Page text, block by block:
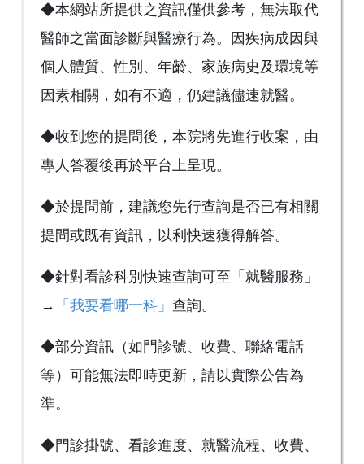
◆本網站所提供之資訊僅供參考，無法取代
醫師之當面診斷與醫療行為。因疾病成因與
個人體質、性別、年齡、家族病史及環境等
因素相關，如有不適，仍建議儘速就醫。
◆收到您的提問後，本院將先進行收案，由
專人答覆後再於平台上呈現。
◆於提問前，建議您先行查詢是否已有相關
提問或既有資訊，以利快速獲得解答。
◆針對看診科別快速查詢可至「就醫服務」
→
「我要看哪一科」 查詢。
◆部分資訊（如門診號、收費、聯絡電話
等）可能無法即時更新，請以實際公告為
準。
◆門診掛號、看診進度、就醫流程、收費、